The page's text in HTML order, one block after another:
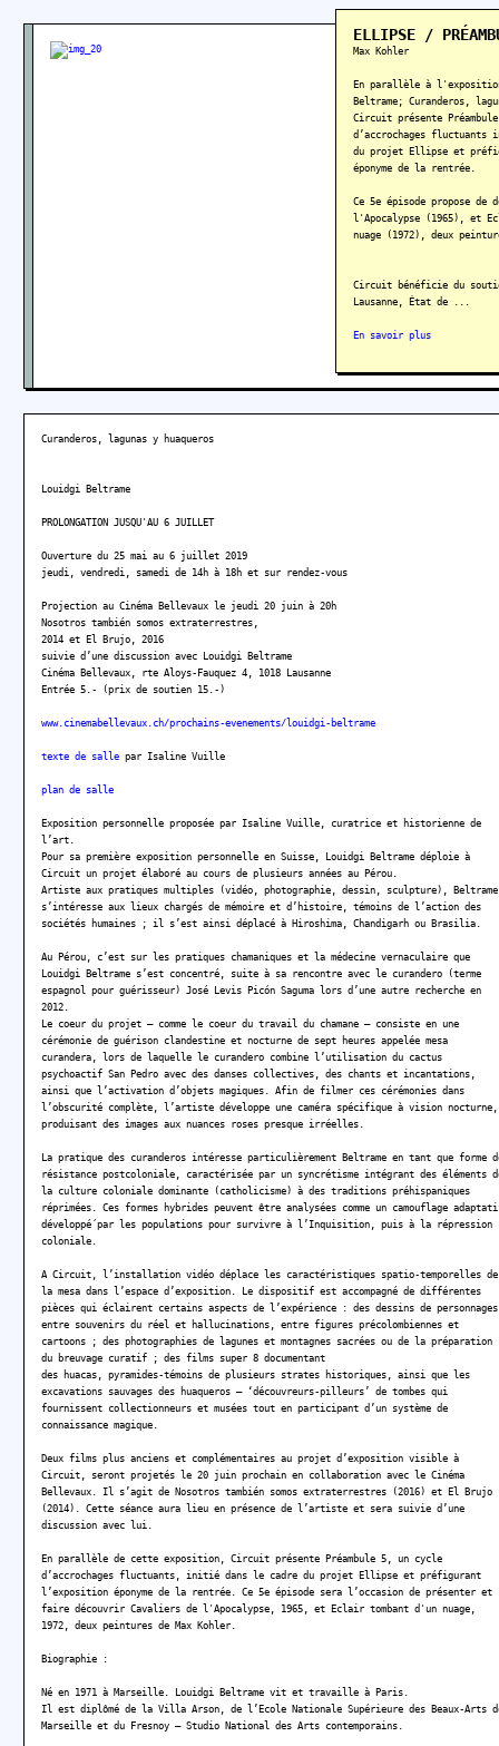
CIRCUIT
Curanderos, lagunas y huaqueros
Louidgi Beltrame
PROLONGATION JUSQU'AU 6 JUILLET
Ouverture du 25 mai au 6 juillet 2019
jeudi, vendredi, samedi de 14h à 18h et sur rendez-vous
Projection au Cinéma Bellevaux le jeudi 20 juin à 20h
Nosotros también somos extraterrestres,
2014 et El Brujo, 2016
suivie d’une discussion avec Louidgi Beltrame
Cinéma Bellevaux, rte Aloys-Fauquez 4, 1018 Lausanne
Entrée 5.- (prix de soutien 15.-)
www.cinemabellevaux.ch/prochains-evenements/louidgi-beltrame
texte de salle par Isaline Vuille
plan de salle
Exposition personnelle proposée par Isaline Vuille, curatrice et historienne de
l’art.
Pour sa première exposition personnelle en Suisse, Louidgi Beltrame déploie à
Circuit un projet élaboré au cours de plusieurs années au Pérou.
Artiste aux pratiques multiples (vidéo, photographie, dessin, sculpture), Beltrame
s’intéresse aux lieux chargés de mémoire et d’histoire, témoins de l’action des
sociétés humaines ; il s’est ainsi déplacé à Hiroshima, Chandigarh ou Brasilia.
Au Pérou, c’est sur les pratiques chamaniques et la médecine vernaculaire que
Louidgi Beltrame s’est concentré, suite à sa rencontre avec le curandero (terme
espagnol pour guérisseur) José Levis Picón Saguma lors d’une autre recherche en
2012.
Le coeur du projet – comme le coeur du travail du chamane – consiste en une
cérémonie de guérison clandestine et nocturne de sept heures appelée mesa
curandera, lors de laquelle le curandero combine l’utilisation du cactus
psychoactif San Pedro avec des danses collectives, des chants et incantations,
ainsi que l’activation d’objets magiques. Afin de filmer ces cérémonies dans
l’obscurité complète, l’artiste développe une caméra spécifique à vision nocturne,
produisant des images aux nuances roses presque irréelles.
La pratique des curanderos intéresse particulièrement Beltrame en tant que forme
résistance postcoloniale, caractérisée par un syncrétisme intégrant des éléments
la culture coloniale dominante (catholicisme) à des traditions préhispaniques
réprimées. Ces formes hybrides peuvent être analysées comme un camouflage
développé́ par les populations pour survivre à l’Inquisition, puis à la répression
coloniale.
A Circuit, l’installation vidéo déplace les caractéristiques spatio-temporelles de
la mesa dans l’espace d’exposition. Le dispositif est accompagné de différentes
pièces qui éclairent certains aspects de l’expérience : des dessins de personnages
entre souvenirs du réel et hallucinations, entre figures précolombiennes et
cartoons ; des photographies de lagunes et montagnes sacrées ou de la préparation
du breuvage curatif ; des films super 8 documentant
des huacas, pyramides-témoins de plusieurs strates historiques, ainsi que les
excavations sauvages des huaqueros – ‘découvreurs-pilleurs’ de tombes qui
fournissent collectionneurs et musées tout en participant d’un système de
connaissance magique.
Deux films plus anciens et complémentaires au projet d’exposition visible à
Circuit, seront projetés le 20 juin prochain en collaboration avec le Cinéma
Bellevaux. Il s’agit de Nosotros también somos extraterrestres (2016) et El Brujo
(2014). Cette séance aura lieu en présence de l’artiste et sera suivie d’une
discussion avec lui.
En parallèle de cette exposition, Circuit présente Préambule 5, un cycle
d’accrochages fluctuants, initié dans le cadre du projet Ellipse et préfigurant
l’exposition éponyme de la rentrée. Ce 5e épisode sera l’occasion de présenter et
faire découvrir Cavaliers de l'Apocalypse, 1965, et Eclair tombant d'un nuage,
1972, deux peintures de Max Kohler.
Biographie :
Né en 1971 à Marseille. Louidgi Beltrame vit et travaille à Paris.
Il est diplômé de la Villa Arson, de l’Ecole Nationale Supérieure des Beaux-Arts
Marseille et du Fresnoy – Studio National des Arts contemporains.
ELLIPSE /
Max Kohler
En parallèle à
Beltrame; Curanderos,
Circuit présente
d’accrochages
du projet Ellipse et
éponyme de la rentrée.
Ce 5e épisode propose de
l'Apocalypse (1965), et
nuage (1972), deux
Circuit bénéficie du
Lausanne, État de ...
En savoir plus